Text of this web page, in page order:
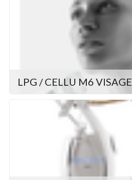
LPG / CELLU M6 VISAGE